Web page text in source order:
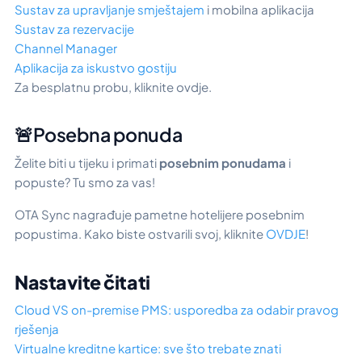
Sustav za upravljanje smještajem i mobilna aplikacija
Sustav za rezervacije
Channel Manager
Aplikacija za iskustvo gostiju
Za besplatnu probu, kliknite ovdje.
🚨Posebna ponuda
Želite biti u tijeku i primati posebnim ponudama i
popuste? Tu smo za vas!
OTA Sync nagrađuje pametne hotelijere posebnim
popustima. Kako biste ostvarili svoj, kliknite OVDJE!
Nastavite čitati
Cloud VS on-premise PMS: usporedba za odabir pravog
rješenja
Virtualne kreditne kartice: sve što trebate znati